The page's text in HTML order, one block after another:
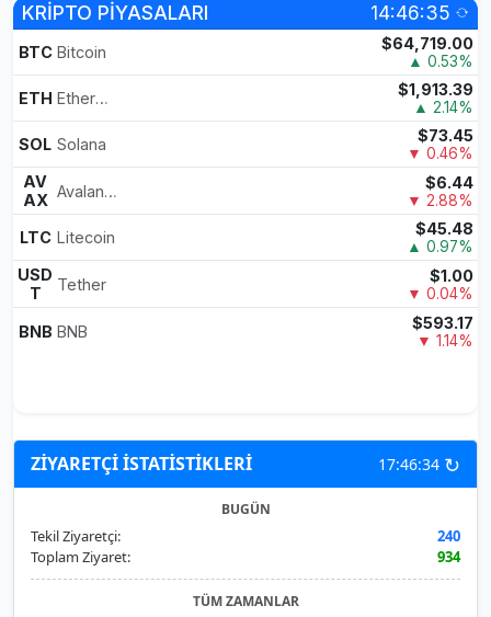
KRİPTO PİYASALARI 14:46:35
BTC Bitcoin $64,719.00
▲ 0.53%
ETH Ethereum $1,913.39
▲ 2.14%
SOL Solana $73.45
▼ 0.46%
AV
AX
Avalanche $6.44
▼ 2.88%
LTC Litecoin $45.48
▲ 0.97%
USD
T
Tether $1.00
▼ 0.04%
BNB BNB $593.17
▼ 1.14%
ZİYARETÇİ İSTATİSTİKLERİ 17:46:34 ↻
BUGÜN
Tekil Ziyaretçi:
240
Toplam Ziyaret:
934
TÜM ZAMANLAR